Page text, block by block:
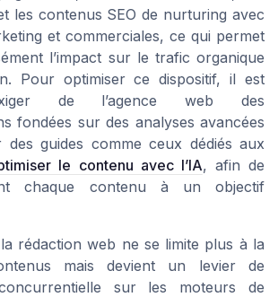
les contenus SEO de nurturing avec
et commerciales, ce qui permet
l’impact sur le trafic organique
Pour optimiser ce dispositif, il est
de l’agence web des
fondées sur des analyses avancées
des guides comme ceux dédiés aux
le contenu avec l’IA, afin de
chaque contenu à un objectif
rédaction web ne se limite plus à la
mais devient un levier de
sur les moteurs de